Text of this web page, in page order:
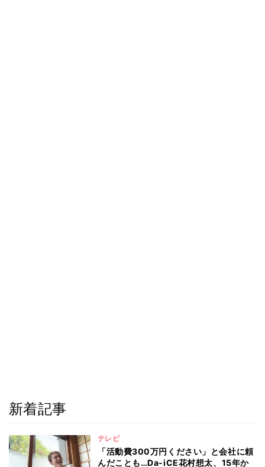
新着記事
テレビ
「活動費300万円ください」と会社に頼
んだことも…Da-iCE花村想太、15年か